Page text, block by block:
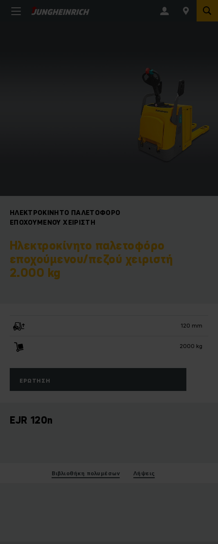
ΗΛΕΚΤΡΟΚΊΝΗΤΟ ΠΑΛΕΤΟΦΌΡΟ
ΕΠΟΧΟΎΜΕΝΟΥ ΧΕΙΡΙΣΤΉ
Ηλεκτροκίνητο παλετοφόρο
εποχούμενου/πεζού χειριστή
2.000 kg
120 mm
2000 kg
ΕΡΏΤΗΣΗ
EJR 120n
Βιβλιοθήκη πολυμέσων Λήψεις